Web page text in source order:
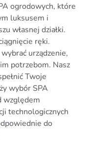
ogrodowych, które
luksusem i
własnej działki.
ręki.
urządzenie,
potrzebom. Nasz
Twoje
wybór SPA
względem
technologicznych
do